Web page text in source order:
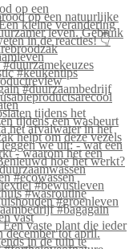
op een
vast